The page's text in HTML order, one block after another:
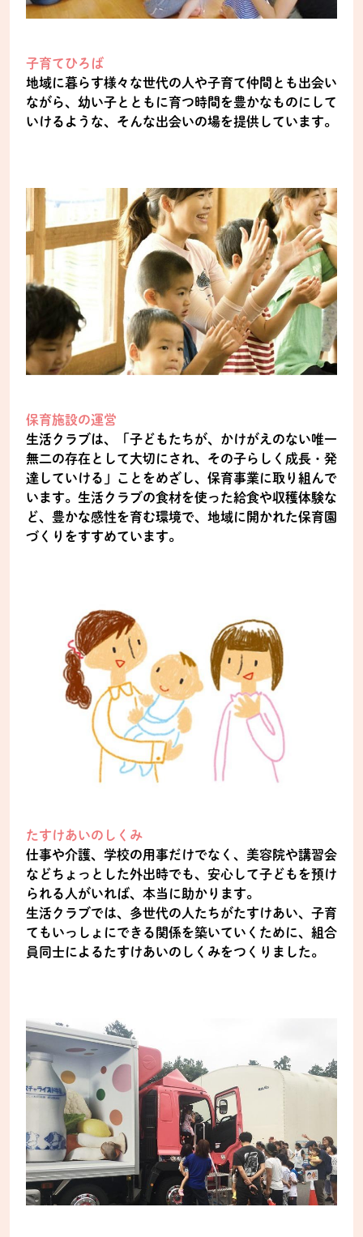
子育てひろば
地域に暮らす様々な世代の人や子育て仲間とも出会い
ながら、幼い子とともに育つ時間を豊かなものにして
いけるような、そんな出会いの場を提供しています。
保育施設の運営
生活クラブは、「子どもたちが、かけがえのない唯一
無二の存在として大切にされ、その子らしく成長・発
達していける」ことをめざし、保育事業に取り組んで
います。生活クラブの食材を使った給食や収穫体験な
ど、豊かな感性を育む環境で、地域に開かれた保育園
づくりをすすめています。
たすけあいのしくみ
仕事や介護、学校の用事だけでなく、美容院や講習会
などちょっとした外出時でも、安心して子どもを預け
られる人がいれば、本当に助かります。
生活クラブでは、多世代の人たちがたすけあい、子育
てもいっしょにできる関係を築いていくために、組合
員同士によるたすけあいのしくみをつくりました。